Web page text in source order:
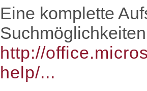
Eine komplette
http://
help/...